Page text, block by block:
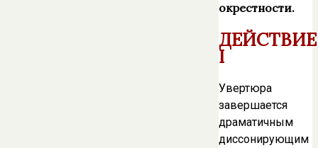
окрестности.
ДЕЙСТВИЕ
I
Увертюра
завершается
драматичным
диссонирующим